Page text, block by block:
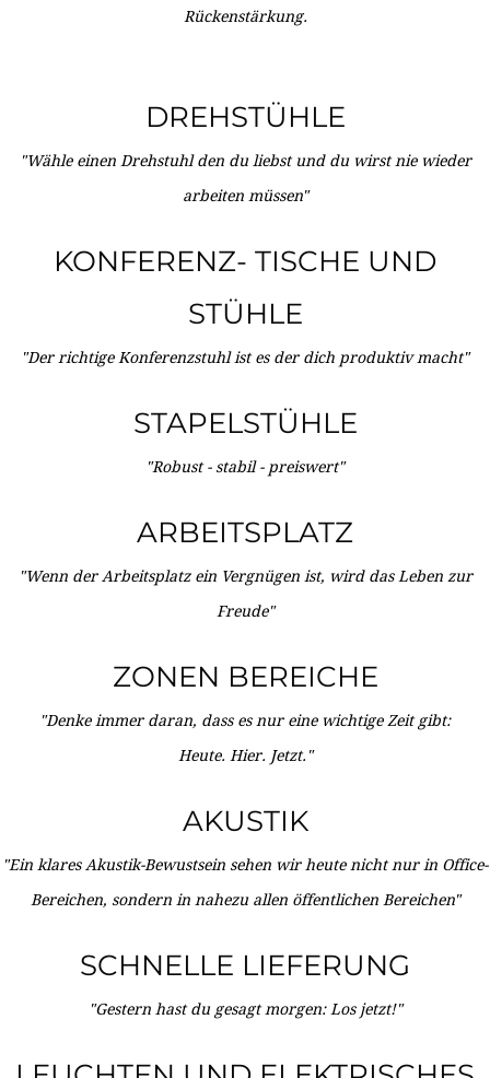
Rückenstärkung.
DREHSTÜHLE
"Wähle einen Drehstuhl den du liebst und du wirst nie wieder
arbeiten müssen"
KONFERENZ- TISCHE UND
STÜHLE
"Der richtige Konferenzstuhl ist es der dich produktiv macht"
STAPELSTÜHLE
"Robust - stabil - preiswert"
ARBEITSPLATZ
"Wenn der Arbeitsplatz ein Vergnügen ist, wird das Leben zur
Freude"
ZONEN BEREICHE
"Denke immer daran, dass es nur eine wichtige Zeit gibt:
Heute. Hier. Jetzt."
AKUSTIK
"Ein klares Akustik-Bewustsein sehen wir heute nicht nur in Office-
Bereichen, sondern in nahezu allen öffentlichen Bereichen"
SCHNELLE LIEFERUNG
"Gestern hast du gesagt morgen: Los jetzt!"